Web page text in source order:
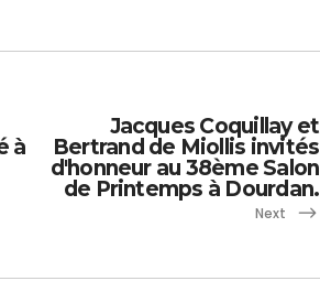
à
Jacques Coquillay et
Bertrand de Miollis invités
d'honneur au 38ème Salon
de Printemps à Dourdan.
Next